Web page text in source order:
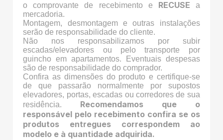
o comprovante de recebimento e RECUSE a
mercadoria.
Montagem, desmontagem e outras instalações
serão de responsabilidade do cliente.
Não nos responsabilizamos por subir
escadas/elevadores ou pelo transporte por
guincho em apartamentos. Eventuais despesas
são de responsabilidade do comprador.
Confira as dimensões do produto e certifique-se
de que passarão normalmente por supostos
elevadores, portas, escadas ou corredores de sua
residência.
Recomendamos que o
responsável pelo recebimento confira se os
produtos entregues correspondem ao
modelo e à quantidade adquirida.